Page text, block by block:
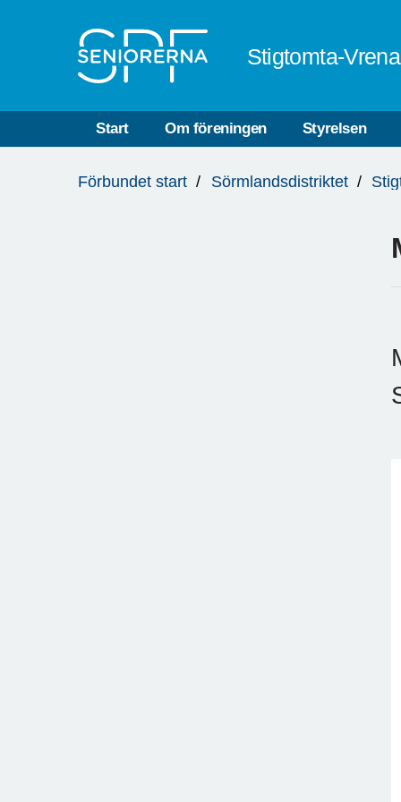
Stigtomta-
Start Om föreningen Styrelsen
är
Förbundet start Sörmlandsdistriktet